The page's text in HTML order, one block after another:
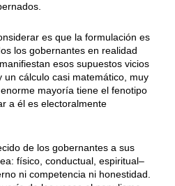
es que la formulación es
los gobernantes en realidad
esos supuestos vicios
un cálculo casi matemático, muy
mayoría tiene el fenotipo
a él es electoralmente
de los gobernantes a sus
físico, conductual, espiritual–
ni competencia ni honestidad.